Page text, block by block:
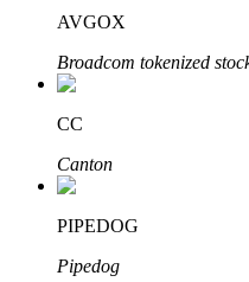
Đối tác Bitrue
AVGOX
Broadcom tokenized
CC
Canton
PIPEDOG
Pipedog